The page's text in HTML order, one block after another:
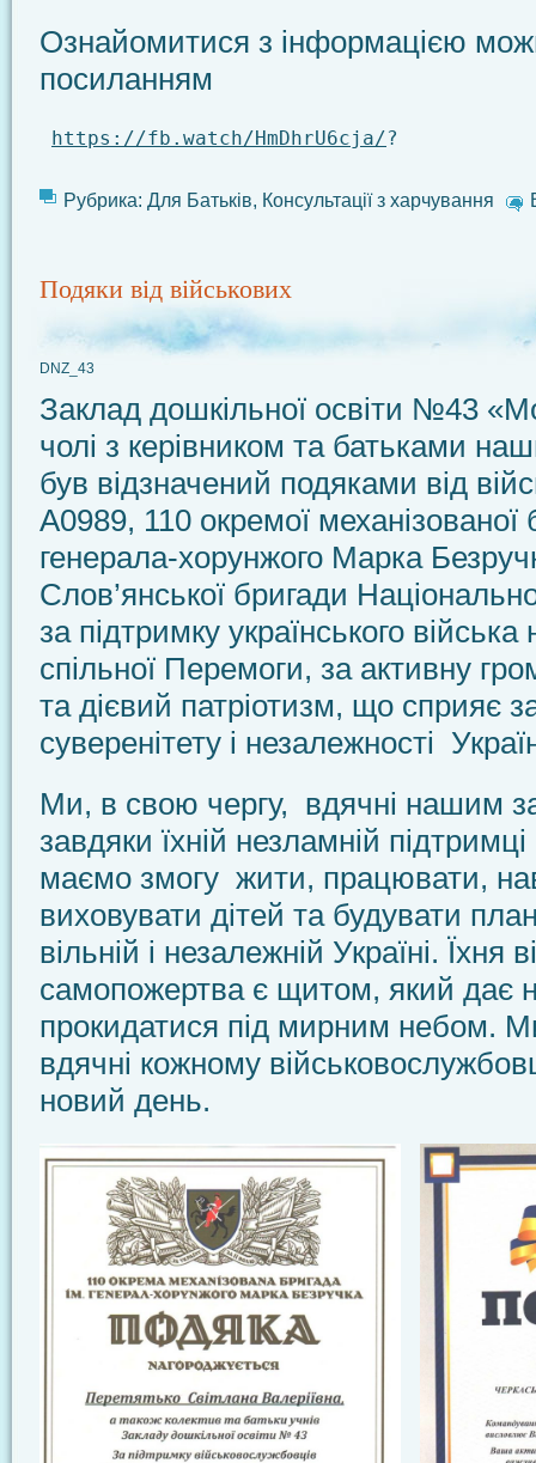
Ознайомитися з інформацією
посиланням
https://fb.watch/HmDhrU6cja/?
Рубрика: Для Батьків Консультації з харчування
Подяки від військових
DNZ_43
Заклад дошкільної освіти №43
чолі з керівником та батьками
був відзначений подяками від
А0989, 110 окремої механізованої
генерала-хорунжого Марка
Слов’янської бригади
за підтримку українського
спільної Перемоги, за активну
та дієвий патріотизм, що сприяє
суверенітету і незалежності
Ми, в свою чергу, вдячні нашим
завдяки їхній незламній
маємо змогу жити, працювати,
виховувати дітей та будувати
вільній і незалежній Україні. Їхня
самопожертва є щитом, який дає
прокидатися під мирним небом.
вдячні кожному
новий день.